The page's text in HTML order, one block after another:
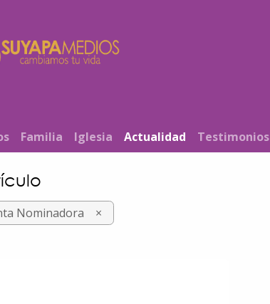
Familia Iglesia Actualidad Testimonios
Nominadora ×